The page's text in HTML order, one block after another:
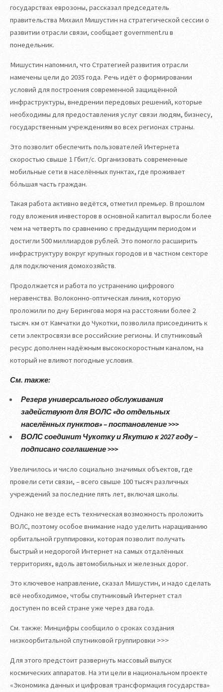
государствах еврозоны, рассказал председатель
правительства Михаил Мишустин на стратегической сессии о
развитии отрасли связи, сообщает government.ru в
понедельник.
Мишустин напомнил, что Стратегией развития отрасли
намечены цели до 2035 года. Речь идёт о формировании
условий для построения современной защищённой
инфраструктуры, внедрении передовых решений, которые
необходимы для предоставления услуг связи людям, бизнесу,
государственным учреждениям во всех регионах страны.
Это позволит обеспечить пользователей Интернета
скоростью свыше 1 Гбит/с. Организовать современные
мобильные сети в населённых пунктах, где проживает
бóльшая часть граждан.
Такая работа активно ведётся, отметил премьер. В прошлом
году вложения инвесторов в основной капитал выросли более
чем на четверть по сравнению с предыдущим периодом и
достигли 500 миллиардов рублей. Это помогло расширить
инфраструктуру вокруг крупных городов и в частном секторе
для подключения домохозяйств.
Продолжается и работа по устранению цифрового
неравенства. Волоконно-оптическая линия, которую
проложили по дну Берингова моря на расстоянии более 2
тысяч. км от Камчатки до Чукотки, позволила присоединить к
сети электросвязи все российские регионы. И спутниковый
ресурс дополнен надёжным высокоскоростным каналом, на
который не влияют погодные условия.
См. также:
Резерв универсального обслуживания
задействуют для ВОЛС «до отдельных
населённых пунктов» – постановление >>>
ВОЛС соединит Чукотку и Якутию к 2027 году –
подписано соглашение >>>
Увеличилось и число социально значимых объектов, где
провели сети связи, – всего свыше 100 тысяч различных
учреждений за последние пять лет, включая школы.
Однако не везде есть техническая возможность проложить
ВОЛС, поэтому особое внимание надо уделить наращиванию
орбитальной группировки, которая позволит получать
быстрый и недорогой Интернет на самых отдалённых
территориях, вдоль автомобильных и железных дорог.
Это ключевое направление, сказал Мишустин, и надо сделать
всё необходимое, чтобы спутниковый Интернет стал
доступен по всей стране уже через два года.
См. также: Минцифры сообщило о сроках создания
низкоорбитальной спутниковой группировки >>>
Для этого предстоит развернуть массовый выпуск
космических аппаратов. На эти цели в национальном проекте
«Экономика данных и цифровая трансформация государства»